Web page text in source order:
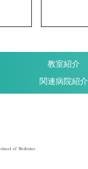
教室紹介
関連病院紹介